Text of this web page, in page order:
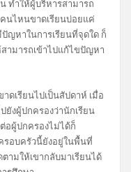
ทำให้ผู้บริหารสามารถ
คนไหนขาดเรียนบ่อยแค่
ญหาในการเรียนที่จุดใด ก็
ามารถเข้าไปแก้ไขปัญหา
ดเรียนไปเป็นสัปดาห์ เมื่อ
ยังผู้ปกครองว่านักเรียน
อผู้ปกครองไม่ได้ก็
รอบครัวนี้ยังอยู่ในพื้นที่
ามให้เขากลับมาเรียนได้